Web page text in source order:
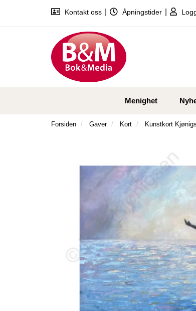
Kontakt oss Åpningstider
Menighet
Forsiden Gaver Kort Kunstkort